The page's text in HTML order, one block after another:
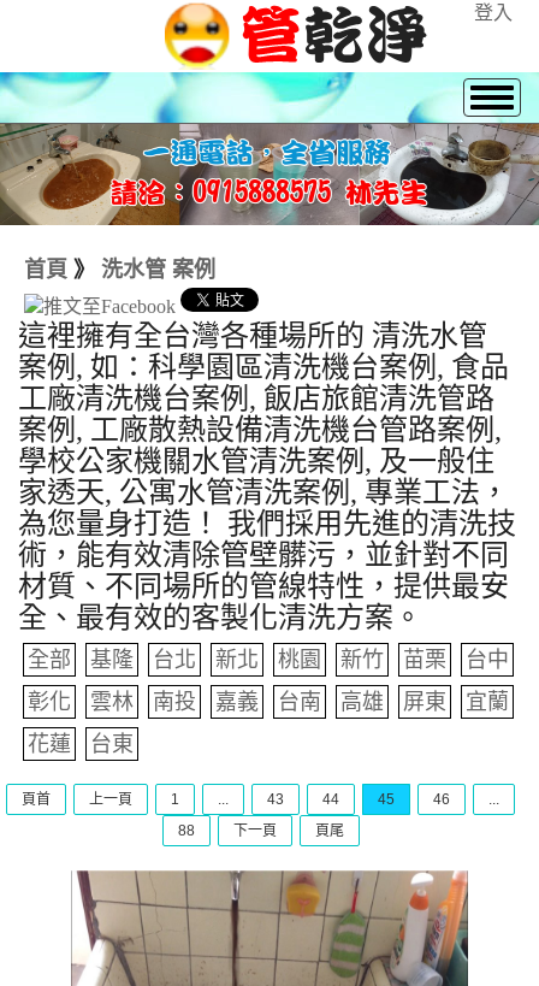
登入
首頁 》 洗水管 案例
這裡擁有全台灣各種場所的 清洗水管
案例, 如：科學園區清洗機台案例, 食品
工廠清洗機台案例, 飯店旅館清洗管路
案例, 工廠散熱設備清洗機台管路案例,
學校公家機關水管清洗案例, 及一般住
家透天, 公寓水管清洗案例, 專業工法，
為您量身打造！ 我們採用先進的清洗技
術，能有效清除管壁髒污，並針對不同
材質、不同場所的管線特性，提供最安
全、最有效的客製化清洗方案。
全部 基隆 台北 新北 桃園 新竹 苗栗
台中
彰化
雲林 南投 嘉義 台南 高雄 屏東
宜蘭
花蓮
台東
頁首 上一頁 1 ... 43 44 45 46
...
88
下一頁 頁尾